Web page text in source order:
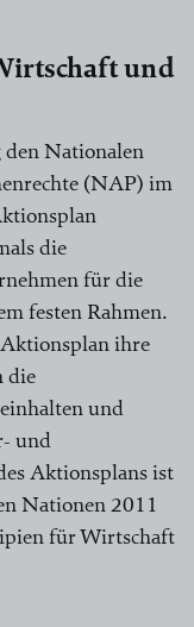
und
den Nationalen
(NAP) im
die
für die
festen Rahmen.
ihre
die
und
und
Aktionsplans ist
Nationen 2011
für Wirtschaft